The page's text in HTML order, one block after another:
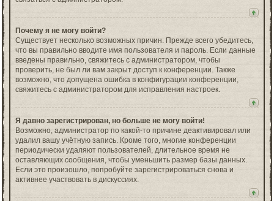
Почему я не могу войти?
Существует несколько возможных причин. Прежде всего убедитесь,
что вы правильно вводите имя пользователя и пароль. Если данные
введены правильно, свяжитесь с администратором, чтобы
проверить, не был ли вам закрыт доступ к конференции. Также
возможно, что допущена ошибка в конфигурации конференции,
свяжитесь с администратором для исправления настроек.
Я давно зарегистрирован, но больше не могу войти!
Возможно, администратор по какой-то причине деактивировал или
удалил вашу учётную запись. Кроме того, многие конференции
периодически удаляют пользователей, длительное время не
оставляющих сообщения, чтобы уменьшить размер базы данных.
Если это произошло, попробуйте зарегистрироваться снова и
активнее участвовать в дискуссиях.